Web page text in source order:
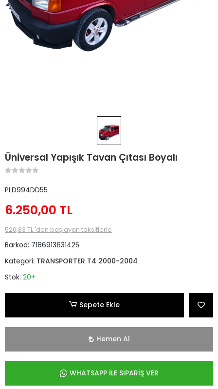
Üniversal Yapışık Tavan Çıtası Boyalı
PLD994DD55
6.250,00 TL
520,83 TL 'den başlayan taksitlerle
Barkod: 7186913631425
Kategori: TRANSPORTER T4 2000-2004
Stok: 20+
Sepete Ekle
Hemen Al
WHATSAPP İLE SİPARİŞ VER